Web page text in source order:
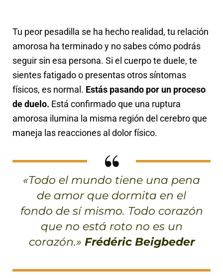
Tu peor pesadilla se ha hecho realidad, tu relación
amorosa ha terminado y no sabes cómo podrás
seguir sin esa persona. Si el cuerpo te duele, te
sientes fatigado o presentas otros síntomas
físicos, es normal. Estás pasando por un proceso
de duelo. Está confirmado que una ruptura
amorosa ilumina la misma región del cerebro que
maneja las reacciones al dolor físico.
«Todo el mundo tiene una pena
de amor que dormita en el
fondo de sí mismo. Todo corazón
que no está roto no es un
corazón.» Frédéric Beigbeder